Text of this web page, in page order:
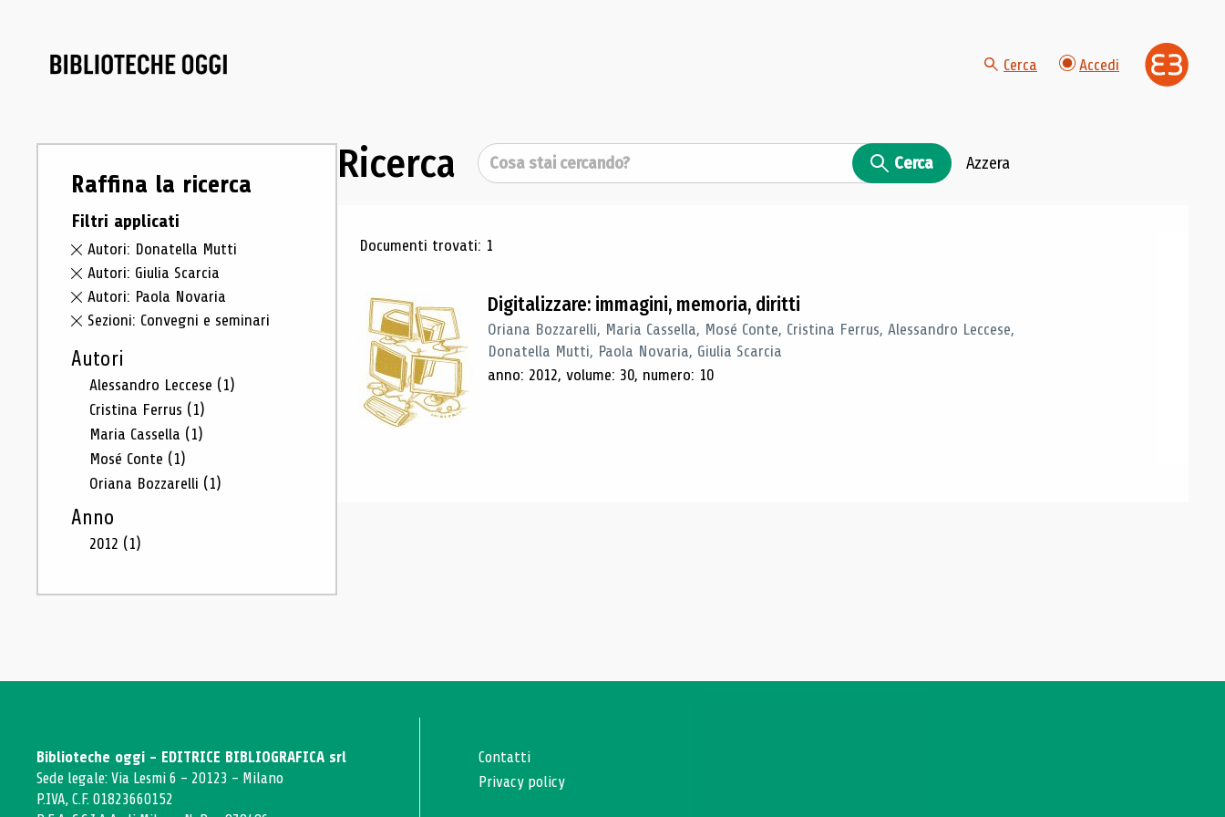
Cerca Accedi
Raffina la ricerca
Filtri applicati
Autori: Donatella Mutti
Autori: Giulia Scarcia
Autori: Paola Novaria
Sezioni: Convegni e seminari
Autori
Alessandro Leccese (1)
Cristina Ferrus (1)
Maria Cassella (1)
Mosé Conte (1)
Oriana Bozzarelli (1)
Anno
2012 (1)
Ricerca Cerca Cerca Azzera
Risultati di ricerca
Documenti trovati: 1
Digitalizzare: immagini, memoria, diritti
Oriana Bozzarelli, Maria Cassella, Mosé Conte, Cristina Ferrus, Alessandro Leccese,
Donatella Mutti, Paola Novaria, Giulia Scarcia
anno: 2012, volume: 30, numero: 10
Biblioteche oggi - EDITRICE BIBLIOGRAFICA srl
Sede legale: Via Lesmi 6 - 20123 - Milano
P.IVA, C.F. 01823660152
Contatti
Privacy policy